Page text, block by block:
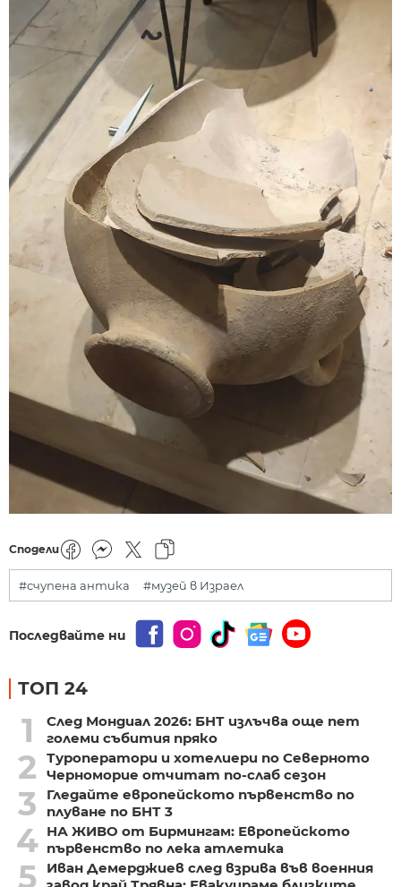
Сподели
#счупена антика #музей в Израел
Последвайте ни
ТОП 24
1
След Мондиал 2026: БНТ излъчва още пет
големи събития пряко
2
Туроператори и хотелиери по Северното
Черноморие отчитат по-слаб сезон
3
Гледайте европейското първенство по
плуване по БНТ 3
4 НА ЖИВО от Бирмингам: Европейското
първенство по лека атлетика
5
Иван Демерджиев след взрива във военния